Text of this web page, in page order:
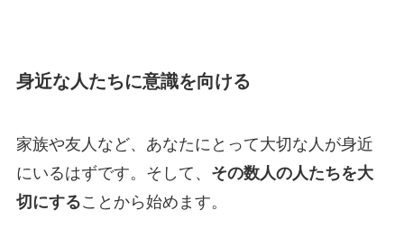
身近な人たちに意識を向ける
家族や友人など、あなたにとって大切な人が身近
にいるはずです。そして、 その数人の人たちを大
切にすることから始めます。